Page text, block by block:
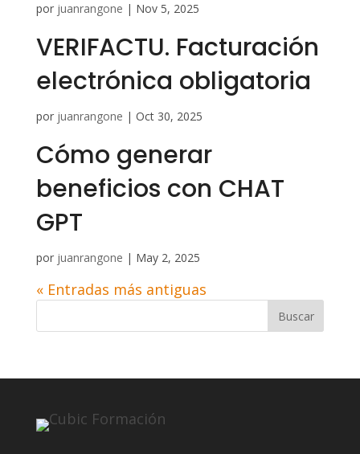
por juanrangone | Nov 5, 2025
VERIFACTU. Facturación
electrónica obligatoria
por juanrangone | Oct 30, 2025
Cómo generar
beneficios con CHAT
GPT
por juanrangone | May 2, 2025
« Entradas más antiguas